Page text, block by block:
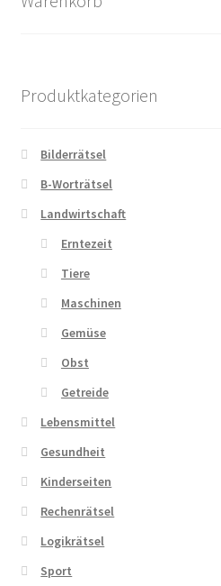
Produktkategorien
Bilderrätsel
B-Worträtsel
Landwirtschaft
Erntezeit
Tiere
Maschinen
Gemüse
Obst
Getreide
Lebensmittel
Gesundheit
Kinderseiten
Rechenrätsel
Logikrätsel
Sport